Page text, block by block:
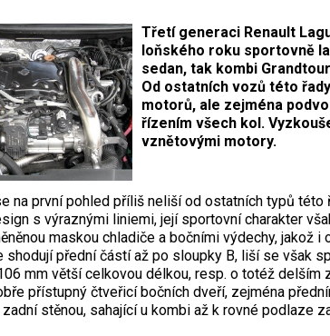
Třetí generaci Renault
loňského roku sportovně
sedan, tak kombi
Od ostatních vozů této
motorů, ale zejména
řízením všech kol.
vznětovými motory.
na první pohled příliš neliší od ostatních typů této
s výraznými liniemi, její sportovní charakter
maskou chladiče a bočními výdechy, jakož i
shodují přední částí až po sloupky B, liší se však
mm větší celkovou délkou, resp. o totéž delším
přístupný čtveřicí bočních dveří, zejména
stěnou, sahající u kombi až k rovné podlaze